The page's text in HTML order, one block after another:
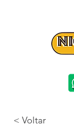
< Voltar